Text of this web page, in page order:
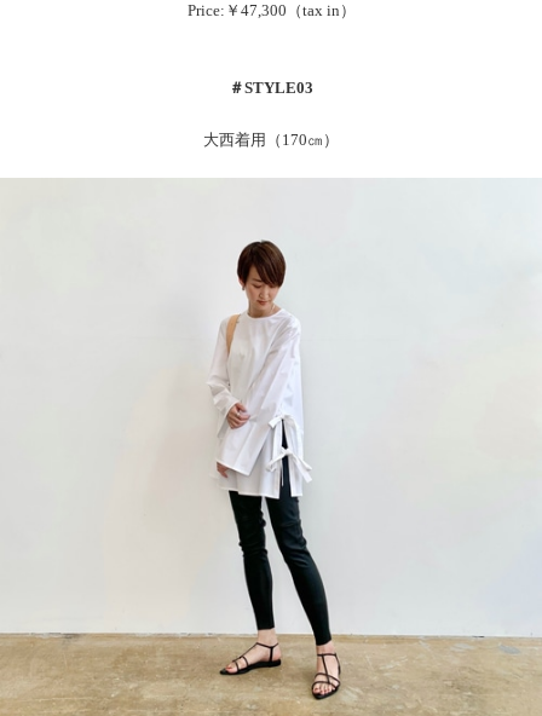
Price:￥47,300（tax in）
＃STYLE03
大西着用（170㎝）